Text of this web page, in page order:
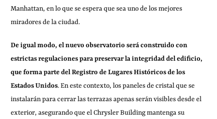
Manhattan, en lo que se espera que sea uno de los mejores
miradores de la ciudad.
De igual modo, el nuevo observatorio será construido con
estrictas regulaciones para preservar la integridad del edificio,
que forma parte del Registro de Lugares Históricos de los
Estados Unidos. En este contexto, los paneles de cristal que se
instalarán para cerrar las terrazas apenas serán visibles desde el
exterior, asegurando que el Chrysler Building mantenga su